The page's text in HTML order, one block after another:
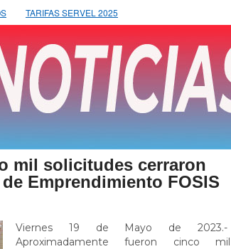
TARIFAS SERVEL 2025
mil solicitudes cerraron
Emprendimiento FOSIS
Viernes 19 de Mayo de 2023.-
Aproximadamente fueron cinco mil